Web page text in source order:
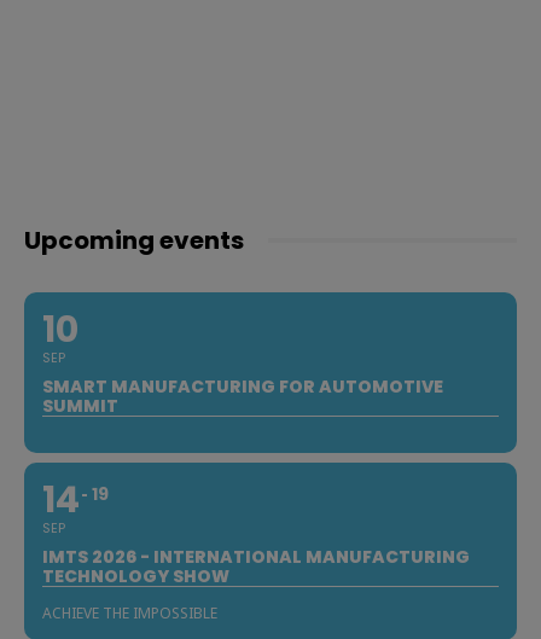
Upcoming events
10
SEP
SMART MANUFACTURING FOR AUTOMOTIVE
SUMMIT
14
SEP
19
IMTS 2026 - INTERNATIONAL MANUFACTURING
TECHNOLOGY SHOW
ACHIEVE THE IMPOSSIBLE